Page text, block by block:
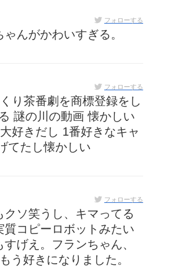
フォローする
んがかわいすぎる。
フォローする
り茶番劇を商標登録をし
謎の川の動画 懐かしい
好きだし 1番好きなキャ
てたし懐かしい
フォローする
クソ笑うし、キマってる
質コピーロボットみたい
げえ。フランちゃん、
う好きになりました。